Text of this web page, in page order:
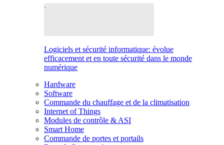
Logiciels et sécurité informatique: évolue
efficacement et en toute sécurité dans le monde
numérique
Hardware
Software
Commande du chauffage et de la climatisation
Internet of Things
Modules de contrôle & ASI
Smart Home
Commande de portes et portails